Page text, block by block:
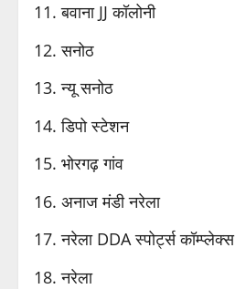
बवाना JJ कॉलोनी
सनोठ
न्यू सनोठ
डिपो स्टेशन
भोरगढ़ गांव
अनाज मंडी नरेला
नरेला DDA स्पोर्ट्स कॉम्प्लेक्स
नरेला